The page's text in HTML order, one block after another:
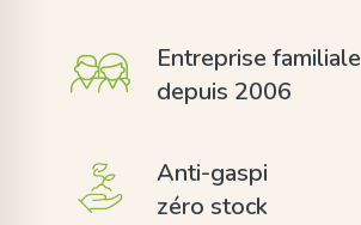
Entreprise familiale
depuis 2006
Anti-gaspi
zéro stock